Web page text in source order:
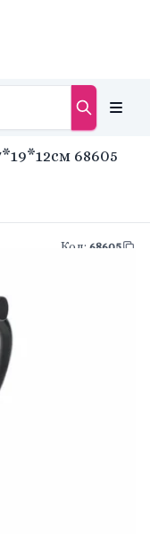
68605
Код: 68605